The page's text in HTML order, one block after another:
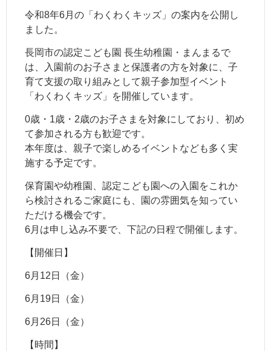
令和8年6月の「わくわくキッズ」の案内を公開し
ました。
長岡市の認定こども園 長生幼稚園・まんまるで
は、入園前のお子さまと保護者の方を対象に、子
育て支援の取り組みとして親子参加型イベント
「わくわくキッズ」を開催しています。
0歳・1歳・2歳のお子さまを対象にしており、初め
て参加される方も歓迎です。
本年度は、親子で楽しめるイベントなども多く実
施する予定です。
保育園や幼稚園、認定こども園への入園をこれか
ら検討されるご家庭にも、園の雰囲気を知ってい
ただける機会です。
6月は申し込み不要で、下記の日程で開催します。
【開催日】
6月12日（金）
6月19日（金）
6月26日（金）
【時間】